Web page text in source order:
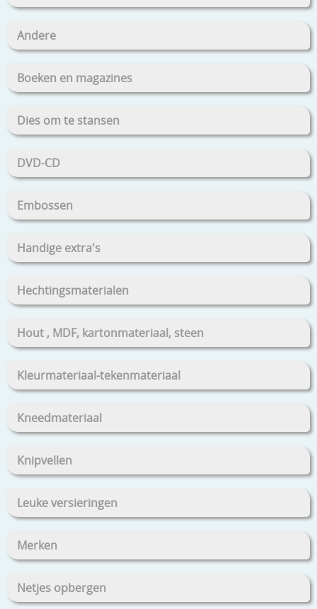
Andere
Boeken en magazines
Dies om te stansen
DVD-CD
Embossen
Handige extra's
Hechtingsmaterialen
Hout , MDF, kartonmateriaal, steen
Kleurmateriaal-tekenmateriaal
Kneedmateriaal
Knipvellen
Leuke versieringen
Merken
Netjes opbergen